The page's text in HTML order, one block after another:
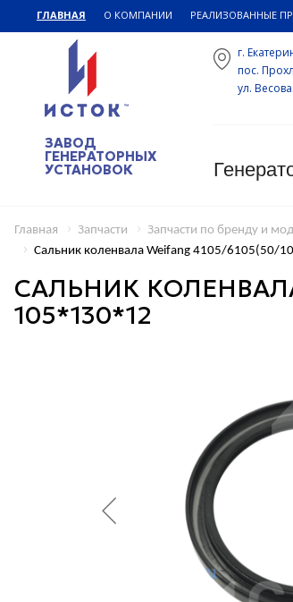
ГЛАВНАЯ О КОМПАНИИ РЕАЛИЗОВАННЫЕ
ЗАВОД
ГЕНЕРАТОРНЫХ
УСТАНОВОК
г.
пос.
ул.
Главная Запчасти Запчасти по бренду и
Сальник коленвала Weifang 4105/6105(50/
САЛЬНИК КОЛЕНВАЛА
105*130*12